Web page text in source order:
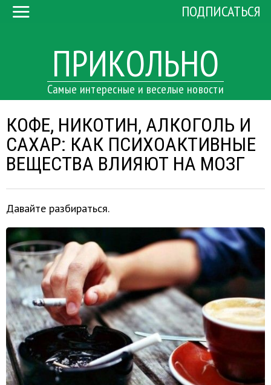
ПРИКОЛЬНО
Самые интересные и веселые новости
ПОДПИСАТЬСЯ
КОФЕ, НИКОТИН, АЛКОГОЛЬ И
САХАР: КАК ПСИХОАКТИВНЫЕ
ВЕЩЕСТВА ВЛИЯЮТ НА МОЗГ
Давайте разбираться.